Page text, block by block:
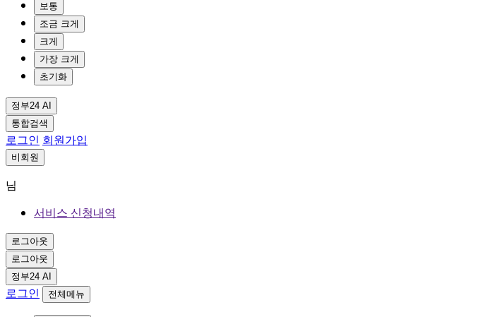
보통
조금 크게
크게
가장 크게
초기화
정부24 AI
통합검색
로그인 회원가입
비회원
님
서비스 신청내역
로그아웃
로그아웃
정부24 AI
로그인 전체메뉴